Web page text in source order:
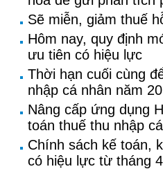
Sẽ miễn, giảm thuế
Hôm nay, quy định
ưu tiên có hiệu lực
Thời hạn cuối cùng
nhập cá nhân năm
Nâng cấp ứng dụng
toán thuế thu nhập
Chính sách kế toán,
có hiệu lực từ tháng 4